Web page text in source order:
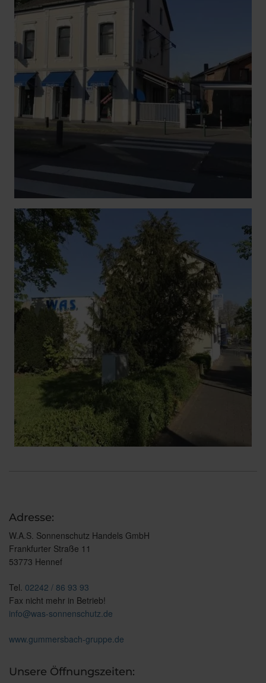
Adresse:
W.A.S. Sonnenschutz Handels GmbH
Frankfurter Straße 11
53773 Hennef
Tel. 02242 / 86 93 93
Fax nicht mehr in Betrieb!
info@was-sonnenschutz.de
www.gummersbach-gruppe.de
Unsere Öffnungszeiten: